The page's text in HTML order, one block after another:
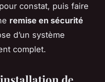
constat, puis faire
remise en sécurité
d’un système
complet.